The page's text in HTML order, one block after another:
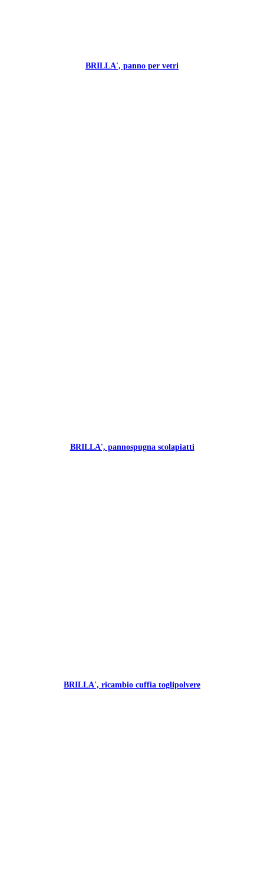
BRILLA', panno per vetri
BRILLA', pannospugna scolapiatti
BRILLA', ricambio cuffia toglipolvere